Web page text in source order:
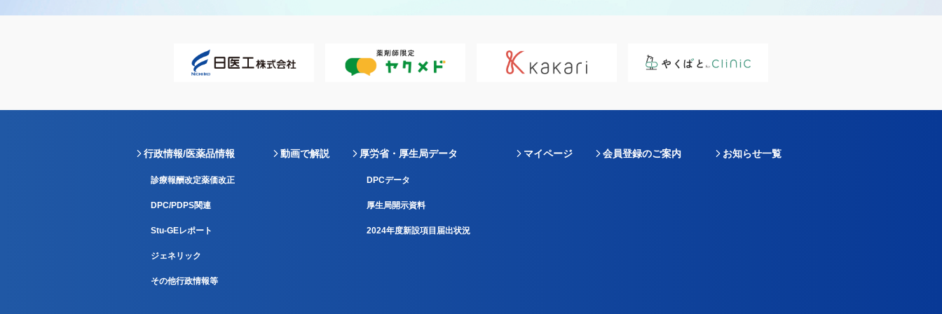
行政情報/医薬品情報
診療報酬改定薬価改正
DPC/PDPS関連
Stu-GEレポート
ジェネリック
その他行政情報等
動画で解説 厚労省・厚生局データ
DPCデータ
厚生局開示資料
2024年度新設項目届出状況
マイページ 会員登録のご案内 お知らせ一覧